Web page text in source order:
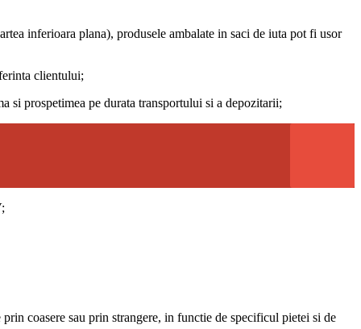
inferioara plana), produsele ambalate in saci de iuta pot fi usor
clientului;
si prospetimea pe durata transportului si a depozitarii;
coasere sau prin strangere, in functie de specificul pietei si de